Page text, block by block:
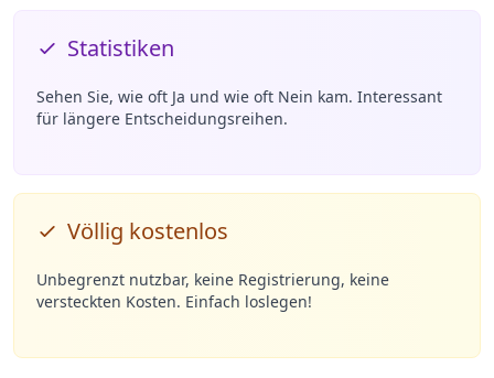
Statistiken
Sehen Sie, wie oft Ja und wie oft Nein kam. Interessant
für längere Entscheidungsreihen.
Völlig kostenlos
Unbegrenzt nutzbar, keine Registrierung, keine
versteckten Kosten. Einfach loslegen!